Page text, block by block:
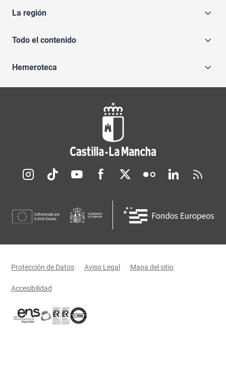
La región
Todo el contenido
Hemeroteca
Redes sociales JCCM
Menú legal
Protección de Datos Aviso Legal Mapa del sitio
Accesibilidad